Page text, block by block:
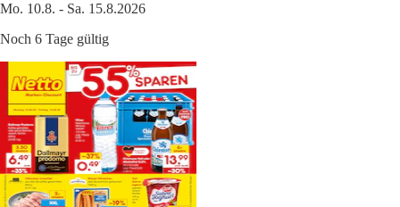
Mo. 10.8. - Sa. 15.8.2026
Noch 6 Tage gültig